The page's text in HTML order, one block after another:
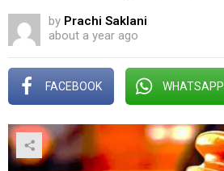
by Prachi Saklani
about a year ago
FACEBOOK WHATSAPP